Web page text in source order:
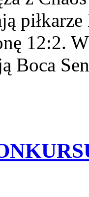
12:2.
Boca